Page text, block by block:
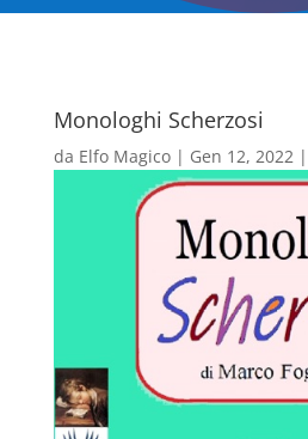
Monologhi Scherzosi
da Elfo Magico| Gen 12, 2022|